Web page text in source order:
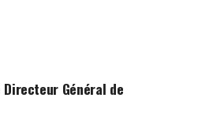
Général de